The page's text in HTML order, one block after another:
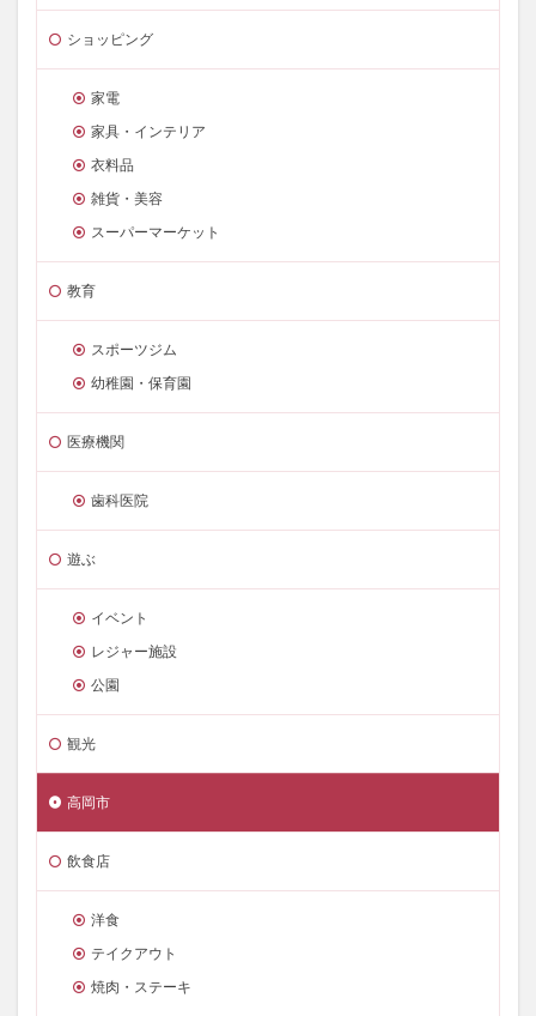
ショッピング
家電
家具・インテリア
衣料品
雑貨・美容
スーパーマーケット
教育
スポーツジム
幼稚園・保育園
医療機関
歯科医院
遊ぶ
イベント
レジャー施設
公園
観光
高岡市
飲食店
洋食
テイクアウト
焼肉・ステーキ